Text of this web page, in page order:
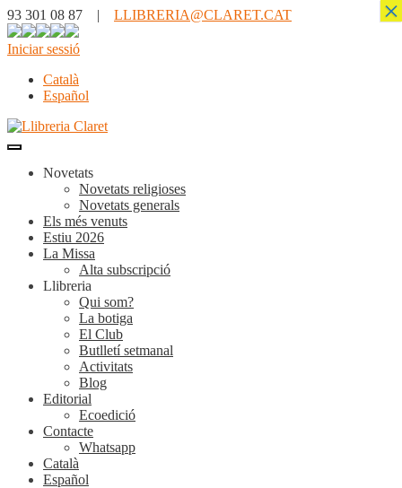
93 301 08 87 | LLIBRERIA@CLARET.CAT
Iniciar sessió
Català
Español
Novetats
Novetats religioses
Novetats generals
Els més venuts
Estiu 2026
La Missa
Alta subscripció
Llibreria
Qui som?
La botiga
El Club
Butlletí setmanal
Activitats
Blog
Editorial
Ecoedició
Contacte
Whatsapp
Català
Español
×